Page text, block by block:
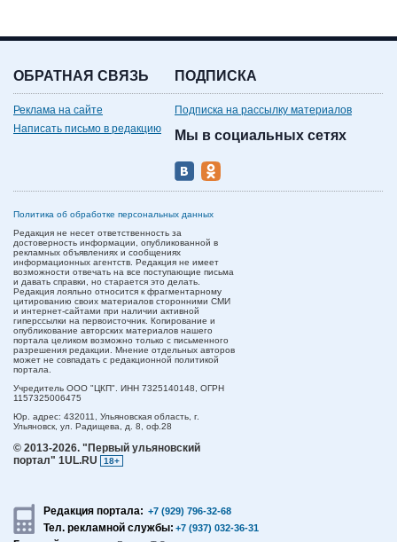
ОБРАТНАЯ СВЯЗЬ
Реклама на сайте
Написать письмо в редакцию
ПОДПИСКА
Подписка на рассылку материалов
Мы в социальных сетях
Политика об обработке персональных данных
Редакция не несет ответственность за
достоверность информации, опубликованной в
рекламных объявлениях и сообщениях
информационных агентств. Редакция не имеет
возможности отвечать на все поступающие письма
и давать справки, но старается это делать.
Редакция лояльно относится к фрагментарному
цитированию своих материалов сторонними СМИ
и интернет-сайтами при наличии активной
гиперссылки на первоисточник. Копирование и
опубликование авторских материалов нашего
портала целиком возможно только с письменного
разрешения редакции. Мнение отдельных авторов
может не совпадать с редакционной политикой
портала.
Учредитель ООО "ЦКП". ИНН 7325140148, ОГРН
1157325006475
Юр. адрес: 432011, Ульяновская область, г.
Ульяновск, ул. Радищева, д. 8, оф.28
© 2013-2026. "Первый ульяновский
портал" 1UL.RU
18+
Редакция портала: +7 (929) 796-32-68
Тел. рекламной службы: +7 (937) 032-36-31